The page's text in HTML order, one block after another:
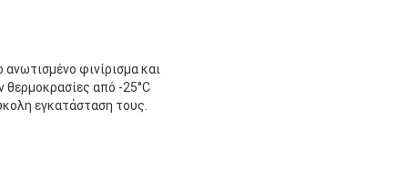
ανωτισμένο φινίρισμα και
από -25°C
εγκατάσταση τους.